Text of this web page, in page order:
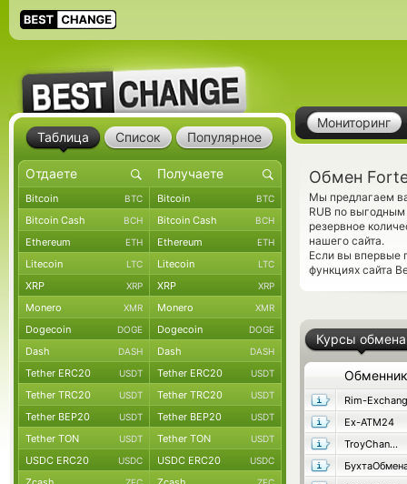
Мониторинг
Обмен
Мы предлагаем
RUB по
резервное
нашего сайта.
Если вы впервые
функциях сайта
Курсы обмена
Обменник
Rim-
Ex-ATM24
TroyChange
Таблица Список Популярное
Bitcoin BTC Bitcoin BTC
Bitcoin Cash BCH Bitcoin Cash BCH
Ethereum ETH Ethereum ETH
Litecoin LTC Litecoin LTC
XRP XRP XRP XRP
Monero XMR Monero XMR
Dogecoin DOGE Dogecoin DOGE
Dash DASH Dash DASH
Tether ERC20 USDT Tether ERC20 USDT
Tether TRC20 USDT Tether TRC20 USDT
Tether BEP20 USDT Tether BEP20 USDT
Tether TON USDT Tether TON USDT
USDC ERC20 USDC USDC ERC20 USDC